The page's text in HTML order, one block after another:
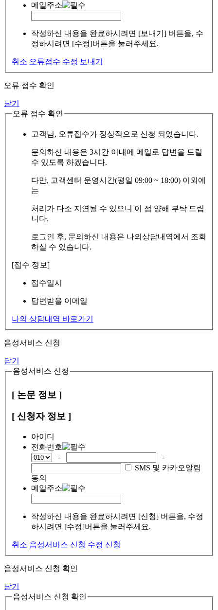
메일주소
작성하신 내용을 완료하시려면 [보내기] 버튼을, 수
정하시려면 [수정]버튼을 눌러주세요.
취소 오류접수 수정 보내기
오류 접수 확인
닫기
오류 접수 확인
고객님, 오류접수가 정상적으로 신청 되었습니다.
문의하신 내용은 3시간 이내에 메일로 답변을 드릴
수 있도록 하겠습니다.
다만, 고객센터 운영시간(평일 09:00 ~ 18:00) 이외에
는
처리가 다소 지연될 수 있으니 이 점 양해 부탁 드립
니다.
로그인 후, 문의하신 내용은 나의상담내역에서 조회
하실 수 있습니다.
[접수 정보]
접수일시
답변받을 이메일
나의 상담내역 바로가기
음성서비스 신청
닫기
음성서비스 신청
[ 논문 정보 ]
[ 신청자 정보 ]
아이디
전화번호
-
-
SMS 및 카카오알림
동의
메일주소
작성하신 내용을 완료하시려면 [신청] 버튼을, 수정
하시려면 [수정]버튼을 눌러주세요.
취소 음성서비스 신청 수정 신청
음성서비스 신청 확인
닫기
음성서비스 신청 확인